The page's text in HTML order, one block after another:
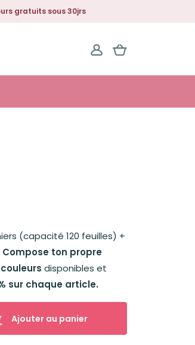
gratuits sous 30jrs
(capacité 120 feuilles) +
Compose ton propre
disponibles et
sur chaque article.
Ajouter au panier